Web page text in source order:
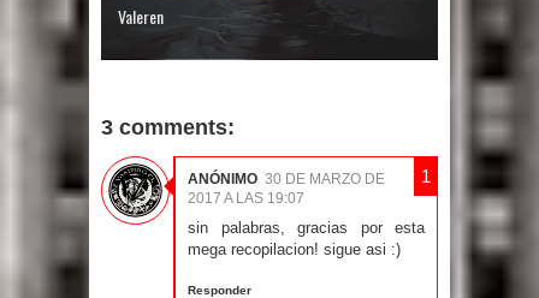
Valeren
3 comments:
ANÓNIMO 30 DE MARZO DE
2017 A LAS 19:07
sin palabras, gracias por esta
mega recopilacion! sigue asi :)
Responder